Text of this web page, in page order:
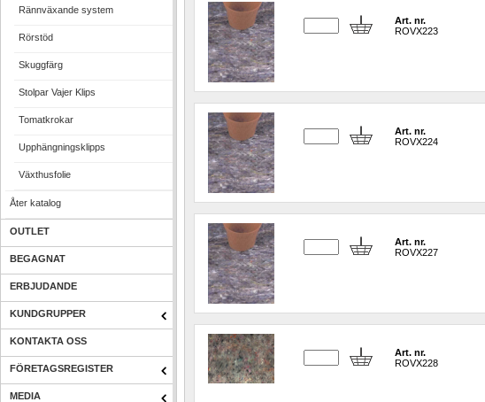
Rännväxande system
Rörstöd
Skuggfärg
Stolpar Vajer Klips
Tomatkrokar
Upphängningsklipps
Växthusfolie
Åter katalog
OUTLET
BEGAGNAT
ERBJUDANDE
KUNDGRUPPER
KONTAKTA OSS
FÖRETAGSREGISTER
MEDIA
Art. nr.
ROVX223
Art. nr.
ROVX224
Art. nr.
ROVX227
Art. nr.
ROVX228